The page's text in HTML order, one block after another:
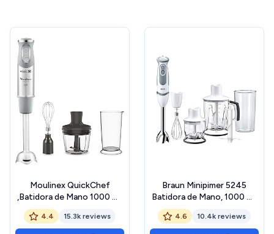
Moulinex QuickChef
,Batidora de Mano 1000 W,
Regulador de 10 Velocidad
Turbo, 3 Accesorios para
Picar y Montar y Vaso
4.4 15.3k reviews
Braun Minipimer 5245
Batidora de Mano, 1000 W,
21 Velocidades, Función
Turbo, Anti-Salpicaduras,
Powerbell Plus, Vaso
4.6 10.4k reviews